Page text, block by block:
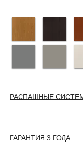
РАСПАШНЫЕ
ГАРАНТИЯ 3 ГОДА